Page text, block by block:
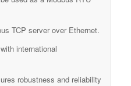
TCP server over Ethernet.
international
robustness and reliability